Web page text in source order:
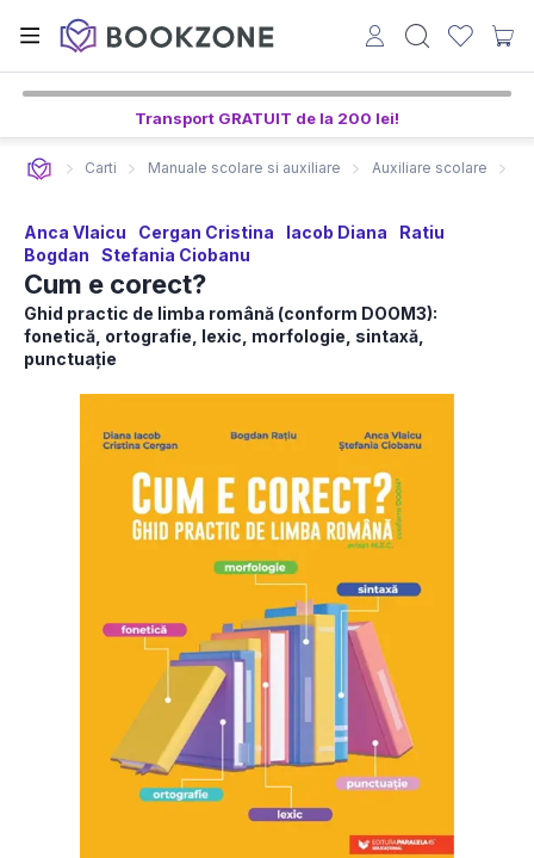
Transport GRATUIT de la 200 lei!
Carti Manuale scolare si auxiliare Auxiliare scolare
Anca Vlaicu Cergan Cristina Iacob Diana
Ratiu
Bogdan
Stefania Ciobanu
Cum e corect?
Ghid practic de limba română (conform DOOM3):
fonetică, ortografie, lexic, morfologie, sintaxă,
punctuație